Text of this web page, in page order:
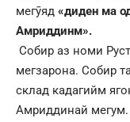
мегӯяд «диден ма
Амриддинм».
Собир аз номи
мегзарона. Собир
склад кадагийм
Амриддинай мегум.